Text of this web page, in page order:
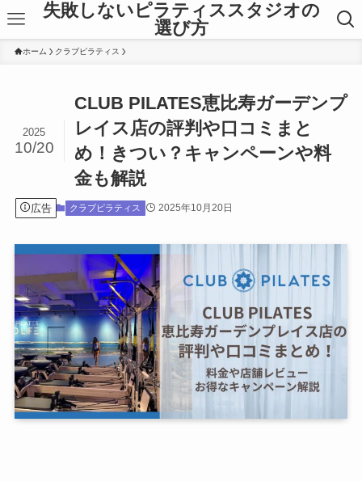
失敗しないピラティススタジオの
選び方
ホーム クラブピラティス
CLUB PILATES恵比寿ガーデンプ
レイス店の評判や口コミまと
め！きつい？キャンペーンや料
金も解説
2025
10/20
広告 クラブピラティス 2025年10月20日